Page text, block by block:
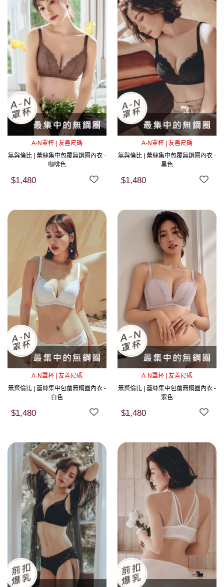
A-N罩杯 | 友善尺碼
無與倫比 | 蕾絲集中包覆無鋼圈內衣 -
咖啡色
$1,480
A-N罩杯 | 友善尺碼
無與倫比 | 蕾絲集中包覆無鋼圈內衣 -
黑色
$1,480
A-N罩杯 | 友善尺碼
無與倫比 | 蕾絲集中包覆無鋼圈內衣 -
白色
$1,480
A-N罩杯 | 友善尺碼
無與倫比 | 蕾絲集中包覆無鋼圈內衣 -
紫色
$1,480